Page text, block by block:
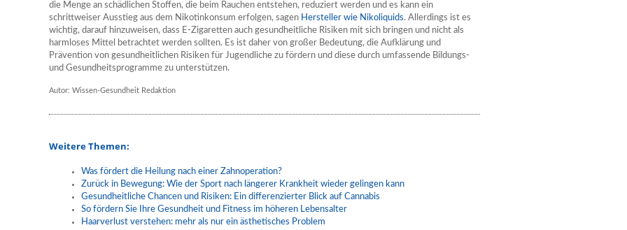
die Menge an schädlichen Stoffen, die beim Rauchen entstehen, reduziert werden und es kann ein
schrittweiser Ausstieg aus dem Nikotinkonsum erfolgen, sagen Hersteller wie Nikoliquids. Allerdings ist es
wichtig, darauf hinzuweisen, dass E-Zigaretten auch gesundheitliche Risiken mit sich bringen und nicht als
harmloses Mittel betrachtet werden sollten. Es ist daher von großer Bedeutung, die Aufklärung und
Prävention von gesundheitlichen Risiken für Jugendliche zu fördern und diese durch umfassende Bildungs-
und Gesundheitsprogramme zu unterstützen.
Autor: Wissen-Gesundheit Redaktion
Weitere Themen:
Was fördert die Heilung nach einer Zahnoperation?
Zurück in Bewegung: Wie der Sport nach längerer Krankheit wieder gelingen kann
Gesundheitliche Chancen und Risiken: Ein differenzierter Blick auf Cannabis
So fördern Sie Ihre Gesundheit und Fitness im höheren Lebensalter
Haarverlust verstehen: mehr als nur ein ästhetisches Problem